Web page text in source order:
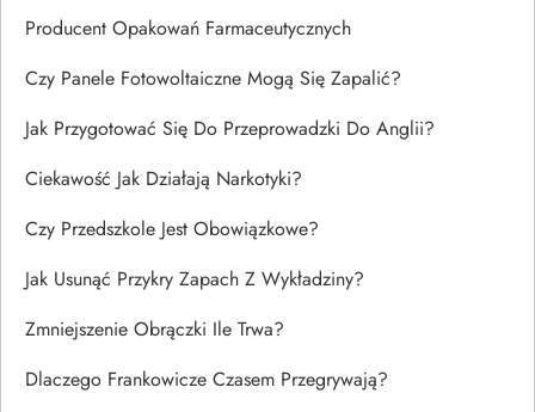
Producent Opakowań Farmaceutycznych
Czy Panele Fotowoltaiczne Mogą Się Zapalić?
Jak Przygotować Się Do Przeprowadzki Do Anglii?
Ciekawość Jak Działają Narkotyki?
Czy Przedszkole Jest Obowiązkowe?
Jak Usunąć Przykry Zapach Z Wykładziny?
Zmniejszenie Obrączki Ile Trwa?
Dlaczego Frankowicze Czasem Przegrywają?